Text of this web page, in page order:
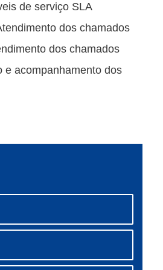
de serviço SLA
dos chamados
dos chamados
e acompanhamento dos